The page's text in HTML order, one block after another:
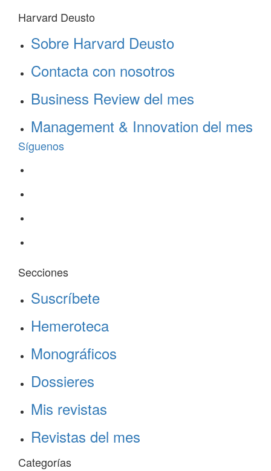
Harvard Deusto
Sobre Harvard Deusto
Contacta con nosotros
Business Review del mes
Management & Innovation del mes
Síguenos
Secciones
Suscríbete
Hemeroteca
Monográficos
Dossieres
Mis revistas
Revistas del mes
Categorías